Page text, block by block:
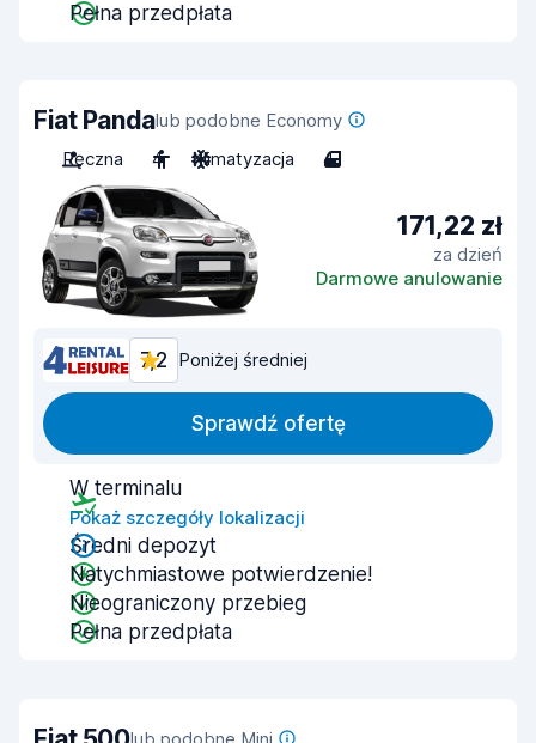
Pełna przedpłata
Fiat Pandalub podobne Economy
Ręczna
4 Klimatyzacja 4
171,22 zł
za dzień
Darmowe anulowanie
7,2 Poniżej średniej
Sprawdź ofertę
W terminalu
Pokaż szczegóły lokalizacji
Średni depozyt
Natychmiastowe potwierdzenie!
Nieograniczony przebieg
Pełna przedpłata